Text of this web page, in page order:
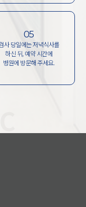
05
사 당일에는 저녁식사를
하신 뒤, 예약 시간에
병원에 방문해 주세요.